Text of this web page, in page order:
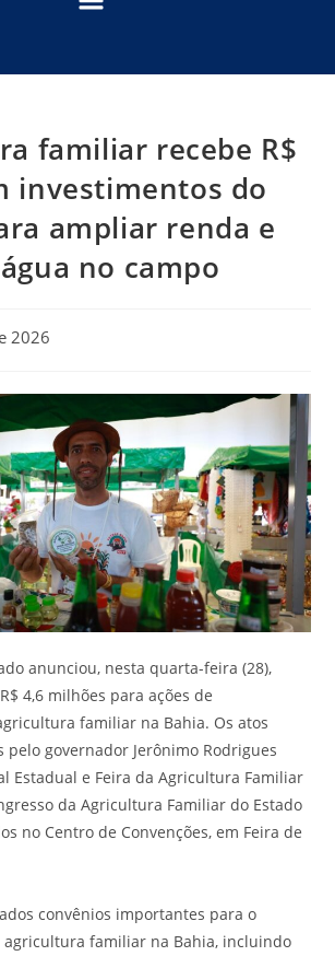
familiar recebe R$
investimentos do
ampliar renda e
no campo
2026
anunciou, nesta quarta-feira (28),
4,6 milhões para ações de
familiar na Bahia. Os atos
governador Jerônimo Rodrigues
Estadual e Feira da Agricultura Familiar
da Agricultura Familiar do Estado
no Centro de Convenções, em Feira de
convênios importantes para o
familiar na Bahia, incluindo